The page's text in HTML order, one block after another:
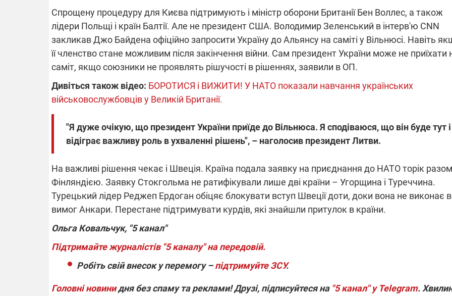
Спрощену процедуру для Києва підтримують і міністр оборони Британії Бен Воллес, а також
лідери Польщі і країн Балтії. Але не президент США. Володимир Зеленський в інтерв'ю CNN
закликав Джо Байдена офіційно запросити Україну до Альянсу на саміті у Вільнюсі. Навіть
її членство стане можливим після закінчення війни. Сам президент України може не приїхати
саміт, якщо союзники не проявлять рішучості в рішеннях, заявили в ОП.
Дивіться також відео: БОРОТИСЯ і ВИЖИТИ! У НАТО показали навчання українських
військовослужбовців у Великій Британії.
"Я дуже очікую, що президент України приїде до Вільнюса. Я сподіваюся, що він буде тут і
відіграє важливу роль в ухваленні рішень", – наголосив президент Литви.
На важливі рішення чекає і Швеція. Країна подала заявку на приєднання до НАТО торік разом
Фінляндією. Заявку Стокгольма не ратифікували лише дві країни – Угорщина і Туреччина.
Турецький лідер Реджеп Ердоган обіцяє блокувати вступ Швеції доти, доки вона не виконає
вимог Анкари. Перестане підтримувати курдів, які знайшли притулок в країни.
Ольга Ковальчук, "5 канал"
Підтримайте журналістів "5 каналу" на передовій.
Робіть свій внесок у перемогу –підтримуйте ЗСУ.
Головні новинидня без спаму та реклами! Друзі, підписуйтеся на "5 канал" у Telegram.